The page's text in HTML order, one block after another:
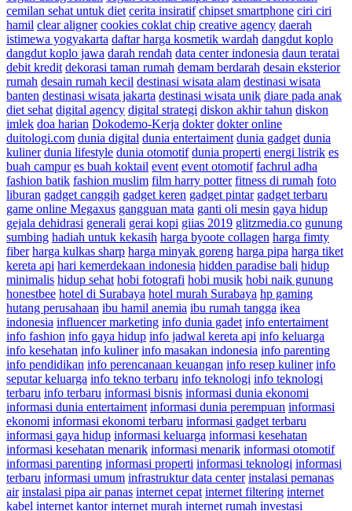
cemilan sehat untuk diet cerita insiratif chipset smartphone ciri ciri
hamil clear aligner cookies coklat chip creative agency daerah
istimewa yogyakarta daftar harga kosmetik wardah dangdut koplo
dangdut koplo jawa darah rendah data center indonesia daun teratai
debit kredit dekorasi taman rumah demam berdarah desain eksterior
rumah desain rumah kecil destinasi wisata alam destinasi wisata
banten destinasi wisata jakarta destinasi wisata unik diare pada anak
diet sehat digital agency digital strategi diskon akhir tahun diskon
imlek doa harian Dokodemo-Kerja dokter dokter online
duitologi.com dunia digital dunia entertaiment dunia gadget dunia
kuliner dunia lifestyle dunia otomotif dunia properti energi listrik es
buah campur es buah koktail event event otomotif fachrul adha
fashion batik fashion muslim film harry potter fitness di rumah foto
liburan gadget canggih gadget keren gadget pintar gadget terbaru
game online Megaxus gangguan mata ganti oli mesin gaya hidup
gejala dehidrasi generali gerai kopi giias 2019 glitzmedia.co gunung
sumbing hadiah untuk kekasih harga byoote collagen harga fimty
fiber harga kulkas sharp harga minyak goreng harga pipa harga tiket
kereta api hari kemerdekaan indonesia hidden paradise bali hidup
minimalis hidup sehat hobi fotografi hobi musik hobi naik gunung
honestbee hotel di Surabaya hotel murah Surabaya hp gaming
hutang perusahaan ibu hamil anemia ibu rumah tangga ikea
indonesia influencer marketing info dunia gadet info entertaiment
info fashion info gaya hidup info jadwal kereta api info keluarga
info kesehatan info kuliner info masakan indonesia info parenting
info pendidikan info perencanaan keuangan info resep kuliner info
seputar keluarga info tekno terbaru info teknologi info teknologi
terbaru info terbaru informasi bisnis informasi dunia ekonomi
informasi dunia entertaiment informasi dunia perempuan informasi
ekonomi informasi ekonomi terbaru informasi gadget terbaru
informasi gaya hidup informasi keluarga informasi kesehatan
informasi kesehatan menarik informasi menarik informasi otomotif
informasi parenting informasi properti informasi teknologi informasi
terbaru informasi umum infrastruktur data center instalasi pemanas
air instalasi pipa air panas internet cepat internet filtering internet
kabel internet kantor internet murah internet rumah investasi